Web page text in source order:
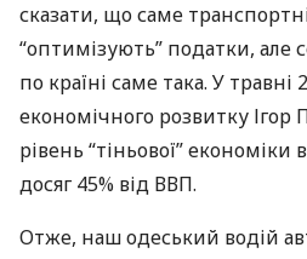
сказати, що саме
“оптимізують” податки, але
по країні саме така. У травні
економічного розвитку Ігор
рівень “тіньової” економіки
досяг 45% від ВВП.
Отже, наш одеський водій